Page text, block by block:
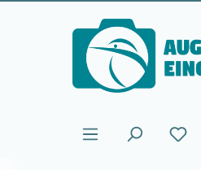
Passa al contenuto principale